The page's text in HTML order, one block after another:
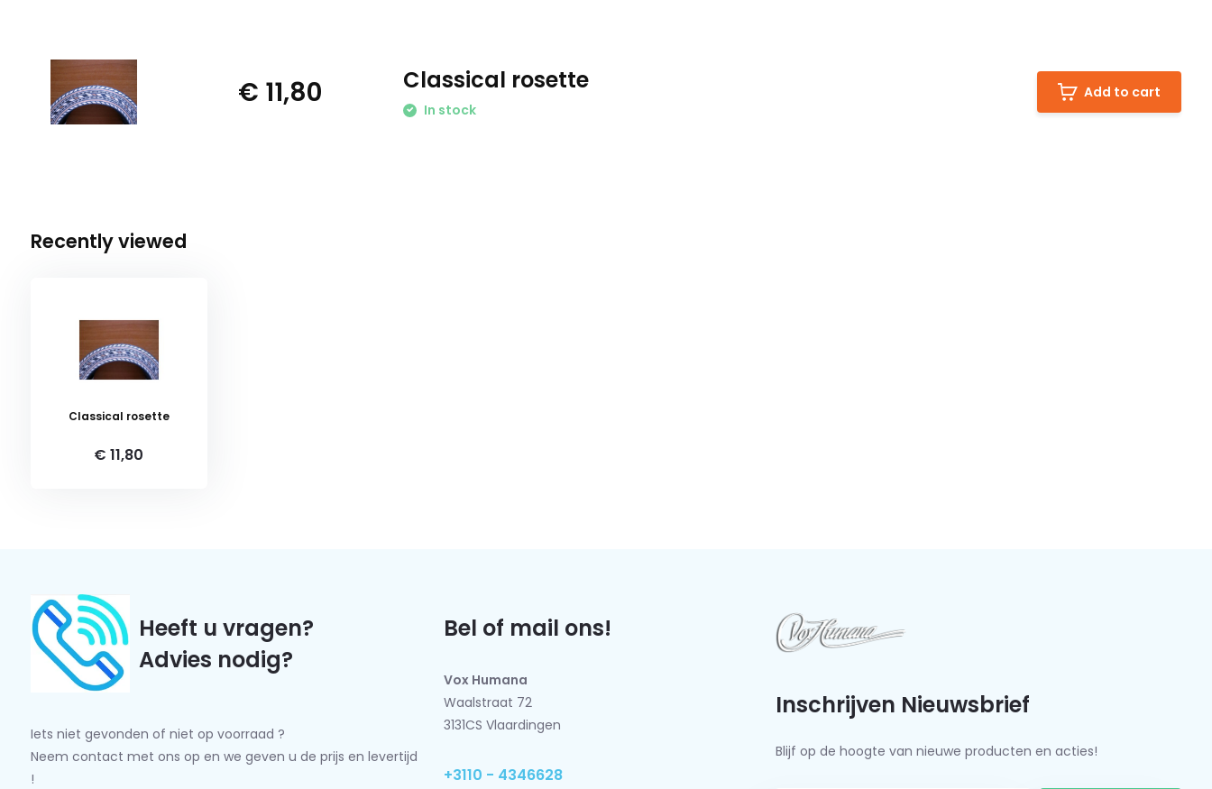
€ 11,80 Classical rosette
In stock
Add to cart
Recently viewed
Classical rosette
€ 11,80
Heeft u vragen?
Advies nodig?
Iets niet gevonden of niet op voorraad ?
Neem contact met ons op en we geven u de prijs en levertijd
!
Bel of mail ons!
Vox Humana
Waalstraat 72
3131CS Vlaardingen
+3110 - 4346628
Inschrijven Nieuwsbrief
Blijf op de hoogte van nieuwe producten en acties!